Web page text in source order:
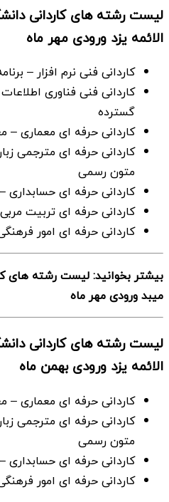
لیست رشته های کاردانی
الائمه یزد ورودی مهر ماه
كاردانی فنی نرم افزار –
كاردانی فنی فناوری
گسترده
كاردانی حرفه ای معماری –
كاردانی حرفه ای مترجمی
متون رسمی
كاردانی حرفه ای حسابداری
كاردانی حرفه ای تربیت
كاردانی حرفه ای امور
بیشتر بخوانید: لیست رشته های
میبد ورودی مهر ماه
لیست رشته های کاردانی
الائمه یزد ورودی بهمن ماه
كاردانی حرفه ای معماری –
كاردانی حرفه ای مترجمی
متون رسمی
كاردانی حرفه ای حسابداری
كاردانی حرفه ای امور